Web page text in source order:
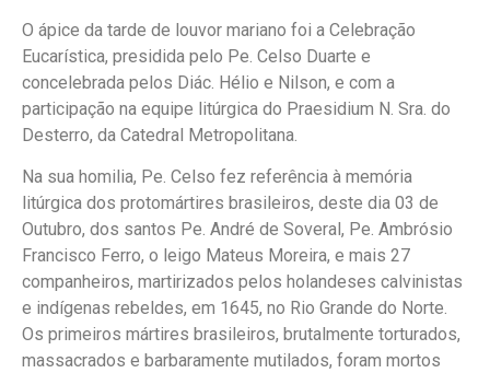
O ápice da tarde de louvor mariano foi a Celebração
Eucarística, presidida pelo Pe. Celso Duarte e
concelebrada pelos Diác. Hélio e Nilson, e com a
participação na equipe litúrgica do Praesidium N. Sra. do
Desterro, da Catedral Metropolitana.
Na sua homilia, Pe. Celso fez referência à memória
litúrgica dos protomártires brasileiros, deste dia 03 de
Outubro, dos santos Pe. André de Soveral, Pe. Ambrósio
Francisco Ferro, o leigo Mateus Moreira, e mais 27
companheiros, martirizados pelos holandeses calvinistas
e indígenas rebeldes, em 1645, no Rio Grande do Norte.
Os primeiros mártires brasileiros, brutalmente torturados,
massacrados e barbaramente mutilados, foram mortos